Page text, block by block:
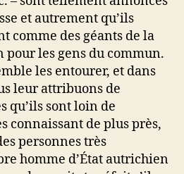
et autrement qu’ils
comme des géants de la
pour les gens du commun.
les entourer, et dans
leur attribuons de
qu’ils sont loin de
connaissant de plus près,
personnes très
homme d’État autrichien